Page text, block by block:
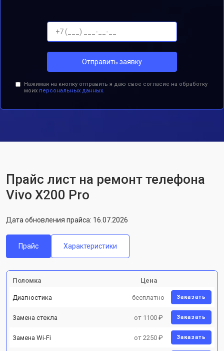
Отправить заявку
Нажимая на кнопку отправить я даю свое согласие на обработку
моих персональных данных.
Прайс лист на ремонт телефона
Vivo X200 Pro
Дата обновления прайса: 16.07.2026
Прайс Характеристики
Поломка Цена
Диагностика бесплатно Заказать
Замена стекла от 1100 ₽ Заказать
Замена Wi-Fi от 2250 ₽ Заказать